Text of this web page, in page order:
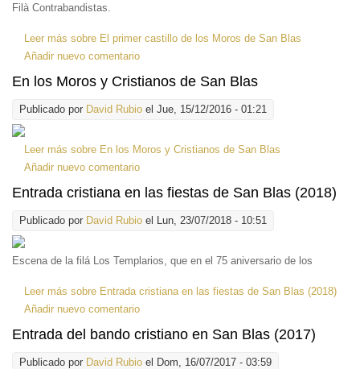
Filà Contrabandistas.
Leer más sobre El primer castillo de los Moros de San Blas
Añadir nuevo comentario
En los Moros y Cristianos de San Blas
Publicado por David Rubio el Jue, 15/12/2016 - 01:21
Leer más sobre En los Moros y Cristianos de San Blas
Añadir nuevo comentario
Entrada cristiana en las fiestas de San Blas (2018)
Publicado por David Rubio el Lun, 23/07/2018 - 10:51
Escena de la filá Los Templarios, que en el 75 aniversario de los
Leer más sobre Entrada cristiana en las fiestas de San Blas (2018)
Añadir nuevo comentario
Entrada del bando cristiano en San Blas (2017)
Publicado por David Rubio el Dom, 16/07/2017 - 03:59